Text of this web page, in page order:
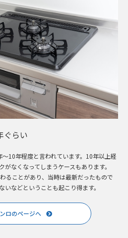
ぐらい
10年程度と言われています。10年以上経
なくなってしまうケースもあります。
ることがあり、当時は最新だったもので
などということも起こり得ます。
ロのページへ